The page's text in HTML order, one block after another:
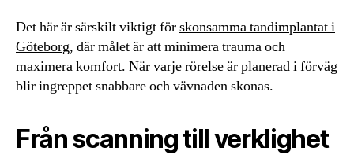
Det här är särskilt viktigt förskonsamma tandimplantat i
Göteborg, där målet är att minimera trauma och
maximera komfort. När varje rörelse är planerad i förväg
blir ingreppet snabbare och vävnaden skonas.
Från scanning till verklighet